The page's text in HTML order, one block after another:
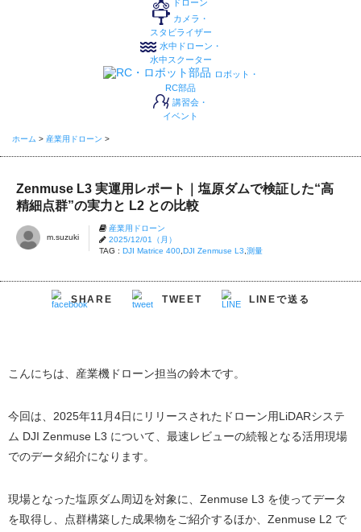
ドローン
カメラ・
スタビライザー
水中ドローン・
水中スクーター
ロボット・
RC部品
講習会・
イベント
ホーム > 産業用ドローン >
Zenmuse L3 実運用レポート｜塩原ダムで検証した“高
精細点群”の実力と L2 との比較
m.suzuki
産業用ドローン
2025/12/01（月）
TAG : DJI Matrice 400,DJI Zenmuse L3,測量
SHARE TWEET LINEで送る
こんにちは、産業機ドローン担当の鈴木です。
今回は、2025年11月4日にリリースされたドローン用LiDARシステ
ム DJI Zenmuse L3 について、最速レビューの続報となる活用現場
でのデータ紹介になります。
現場となった塩原ダム周辺を対象に、Zenmuse L3 を使ってデータ
を取得し、点群構築した成果物をご紹介するほか、Zenmuse L2 で